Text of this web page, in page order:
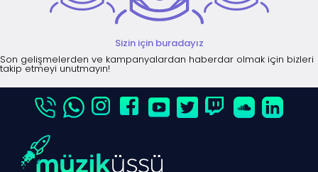
Sizin için buradayız
Son gelişmelerden ve kampanyalardan haberdar olmak için bizleri
takip etmeyi unutmayın!